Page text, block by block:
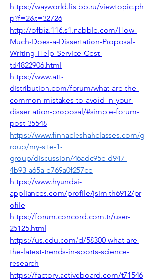
https://wayworld.listbb.ru/viewtopic.ph
p?f=2&t=32726
http://ofbiz.116.s1.nabble.com/How-
Much-Does-a-Dissertation-Proposal-
Writing-Help-Service-Cost-
td4822906.html
https://www.att-
distribution.com/forum/what-are-the-
common-mistakes-to-avoid-in-your-
dissertation-proposal/#simple-forum-
post-35548
https://www.finnacleshahclasses.com/g
roup/my-site-1-
group/discussion/46adc95e-d947-
4b93-a65a-e769a0f257ce
https://www.hyundai-
appliances.com/profile/jsimith6912/pr
ofile
https://forum.concord.com.tr/user-
25125.html
https://us.edu.com/d/58300-what-are-
the-latest-trends-in-sports-science-
research
https://factory.activeboard.com/t71546